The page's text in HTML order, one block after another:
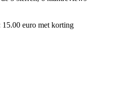
euro met korting